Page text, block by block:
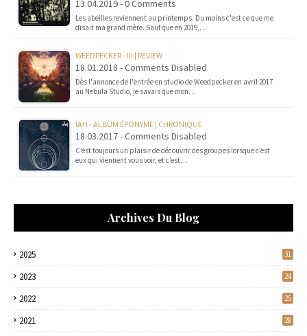
13.04.2019 - 0 Comments
Les abeilles reviennent au printemps. Du moins c'est ce que me
disait ma grand mère. Sauf que en 2019,…
WEEDPECKER - III | REVIEW
18.01.2018 - Comments Disabled
Dès l'annonce de l'entrée en studio de Weedpecker en avril 2017
au Nebula Studio, je savais que mon…
IAH - ALBUM ÉPONYME | CHRONIQUE
18.03.2017 - Comments Disabled
C’est toujours un plaisir de découvrir des groupes lorsque c’est
eux qui viennent vous voir, et c’est…
Archives Du Blog
2025 31
2023 24
2022 25
2021 28